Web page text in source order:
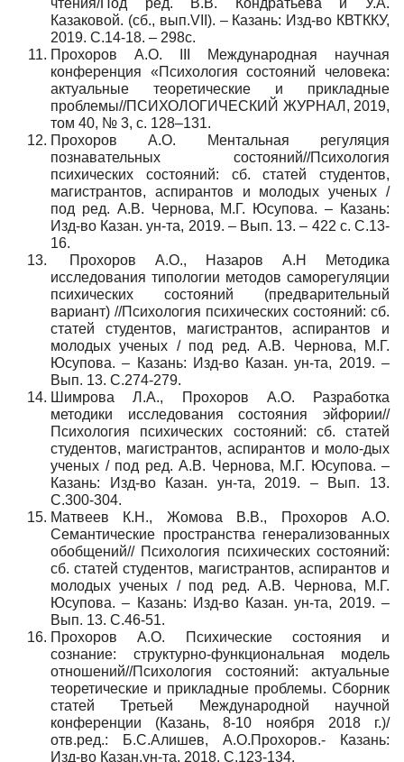
Казаковой. (сб., вып.VII). – Казань: Изд-во КВТККУ,
2019. С.14-18. – 298с.
Прохоров А.О. III Международная научная
конференция «Психология состояний человека:
актуальные теоретические и прикладные
проблемы//ПСИХОЛОГИЧЕСКИЙ ЖУРНАЛ, 2019,
том 40, № 3, с. 128–131.
Прохоров А.О. Ментальная регуляция
познавательных состояний//Психология
психических состояний: сб. статей студентов,
магистрантов, аспирантов и молодых ученых /
под ред. А.В. Чернова, М.Г. Юсупова. – Казань:
Изд-во Казан. ун-та, 2019. – Вып. 13. – 422 с. С.13-
16.
Прохоров А.О., Назаров А.Н Методика
исследования типологии методов саморегуляции
психических состояний (предварительный
вариант) //Психология психических состояний: сб.
статей студентов, магистрантов, аспирантов и
молодых ученых / под ред. А.В. Чернова, М.Г.
Юсупова. – Казань: Изд-во Казан. ун-та, 2019. –
Вып. 13. С.274-279.
Шимрова Л.А., Прохоров А.О. Разработка
методики исследования состояния эйфории//
Психология психических состояний: сб. статей
студентов, магистрантов, аспирантов и моло-дых
ученых / под ред. А.В. Чернова, М.Г. Юсупова. –
Казань: Изд-во Казан. ун-та, 2019. – Вып. 13.
С.300-304.
Матвеев К.Н., Жомова В.В., Прохоров А.О.
Семантические пространства генерализованных
обобщений// Психология психических состояний:
сб. статей студентов, магистрантов, аспирантов и
молодых ученых / под ред. А.В. Чернова, М.Г.
Юсупова. – Казань: Изд-во Казан. ун-та, 2019. –
Вып. 13. С.46-51.
Прохоров А.О. Психические состояния и
сознание: структурно-функциональная модель
отношений//Психология состояний: актуальные
теоретические и прикладные проблемы. Сборник
статей Третьей Международной научной
конференции (Казань, 8-10 ноября 2018 г.)/
отв.ред.: Б.С.Алишев, А.О.Прохоров.- Казань:
Изд-во Казан.ун-та, 2018. С.123-134.